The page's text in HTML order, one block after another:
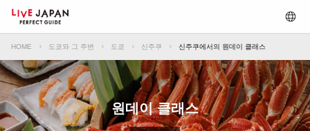
HOME 도쿄와 그 주변 도쿄 신주쿠 신주쿠에서의 원데이 클래스
원데이 클래스